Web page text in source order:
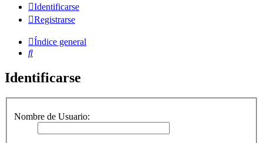
Identificarse
Registrarse
Índice general
Buscar
Identificarse
Nombre de Usuario: